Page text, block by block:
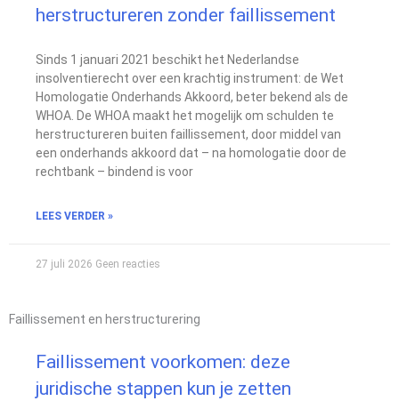
herstructureren zonder faillissement
Sinds 1 januari 2021 beschikt het Nederlandse
insolventierecht over een krachtig instrument: de Wet
Homologatie Onderhands Akkoord, beter bekend als de
WHOA. De WHOA maakt het mogelijk om schulden te
herstructureren buiten faillissement, door middel van
een onderhands akkoord dat – na homologatie door de
rechtbank – bindend is voor
LEES VERDER »
27 juli 2026 Geen reacties
Faillissement en herstructurering
Faillissement voorkomen: deze
juridische stappen kun je zetten